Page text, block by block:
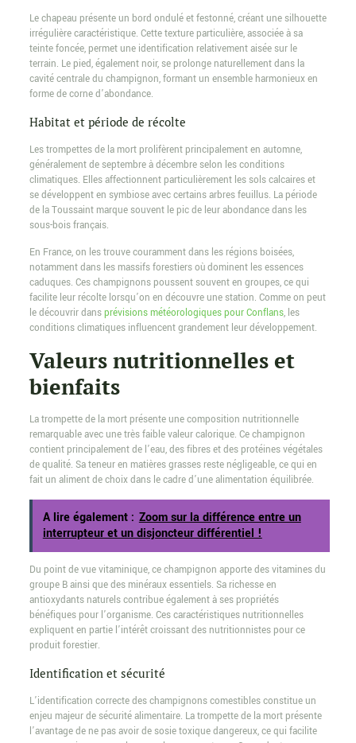
Le chapeau présente un bord ondulé et festonné, créant une silhouette
irrégulière caractéristique. Cette texture particulière, associée à sa
teinte foncée, permet une identification relativement aisée sur le
terrain. Le pied, également noir, se prolonge naturellement dans la
cavité centrale du champignon, formant un ensemble harmonieux en
forme de corne d’abondance.
Habitat et période de récolte
Les trompettes de la mort prolifèrent principalement en automne,
généralement de septembre à décembre selon les conditions
climatiques. Elles affectionnent particulièrement les sols calcaires et
se développent en symbiose avec certains arbres feuillus. La période
de la Toussaint marque souvent le pic de leur abondance dans les
sous-bois français.
En France, on les trouve couramment dans les régions boisées,
notamment dans les massifs forestiers où dominent les essences
caduques. Ces champignons poussent souvent en groupes, ce qui
facilite leur récolte lorsqu’on en découvre une station. Comme on peut
le découvrir dansprévisions météorologiques pour Conflans, les
conditions climatiques influencent grandement leur développement.
Valeurs nutritionnelles et
bienfaits
La trompette de la mort présente une composition nutritionnelle
remarquable avec une très faible valeur calorique. Ce champignon
contient principalement de l’eau, des fibres et des protéines végétales
de qualité. Sa teneur en matières grasses reste négligeable, ce qui en
fait un aliment de choix dans le cadre d’une alimentation équilibrée.
A lire également : Zoom sur la différence entre un
interrupteur et un disjoncteur différentiel !
Du point de vue vitaminique, ce champignon apporte des vitamines du
groupe B ainsi que des minéraux essentiels. Sa richesse en
antioxydants naturels contribue également à ses propriétés
bénéfiques pour l’organisme. Ces caractéristiques nutritionnelles
expliquent en partie l’intérêt croissant des nutritionnistes pour ce
produit forestier.
Identification et sécurité
L’identification correcte des champignons comestibles constitue un
enjeu majeur de sécurité alimentaire. La trompette de la mort présente
l’avantage de ne pas avoir de sosie toxique dangereux, ce qui facilite